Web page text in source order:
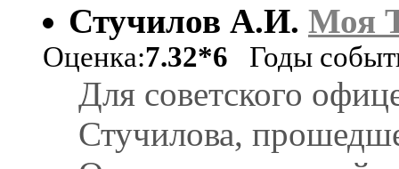
Стучилов А.И. Моя
Оценка:7.32*6 Годы
Для советского
Стучилова,